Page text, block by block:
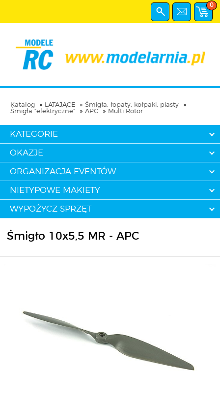
0
Katalog LATAJĄCE
Śmigła, łopaty, kołpaki, piasty
Śmigła "elektryczne"
APC Multi Rotor
KATEGORIE
OKAZJE
ORGANIZACJA EVENTÓW
NIETYPOWE MAKIETY
WYPOŻYCZ SPRZĘT
Śmigło 10x5,5 MR - APC